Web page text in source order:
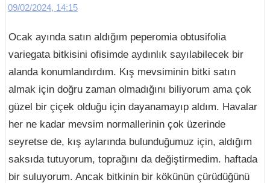
09/02/2024, 14:15
Ocak ayında satın aldığım peperomia obtusifolia
variegata bitkisini ofisimde aydınlık sayılabilecek bir
alanda konumlandırdım. Kış mevsiminin bitki satın
almak için doğru zaman olmadığını biliyorum ama çok
güzel bir çiçek olduğu için dayanamayıp aldım. Havalar
her ne kadar mevsim normallerinin çok üzerinde
seyretse de, kış aylarında bulunduğumuz için, aldığım
saksıda tutuyorum, toprağını da değiştirmedim. haftada
bir suluyorum. Ancak bitkinin bir kökünün çürüdüğünü